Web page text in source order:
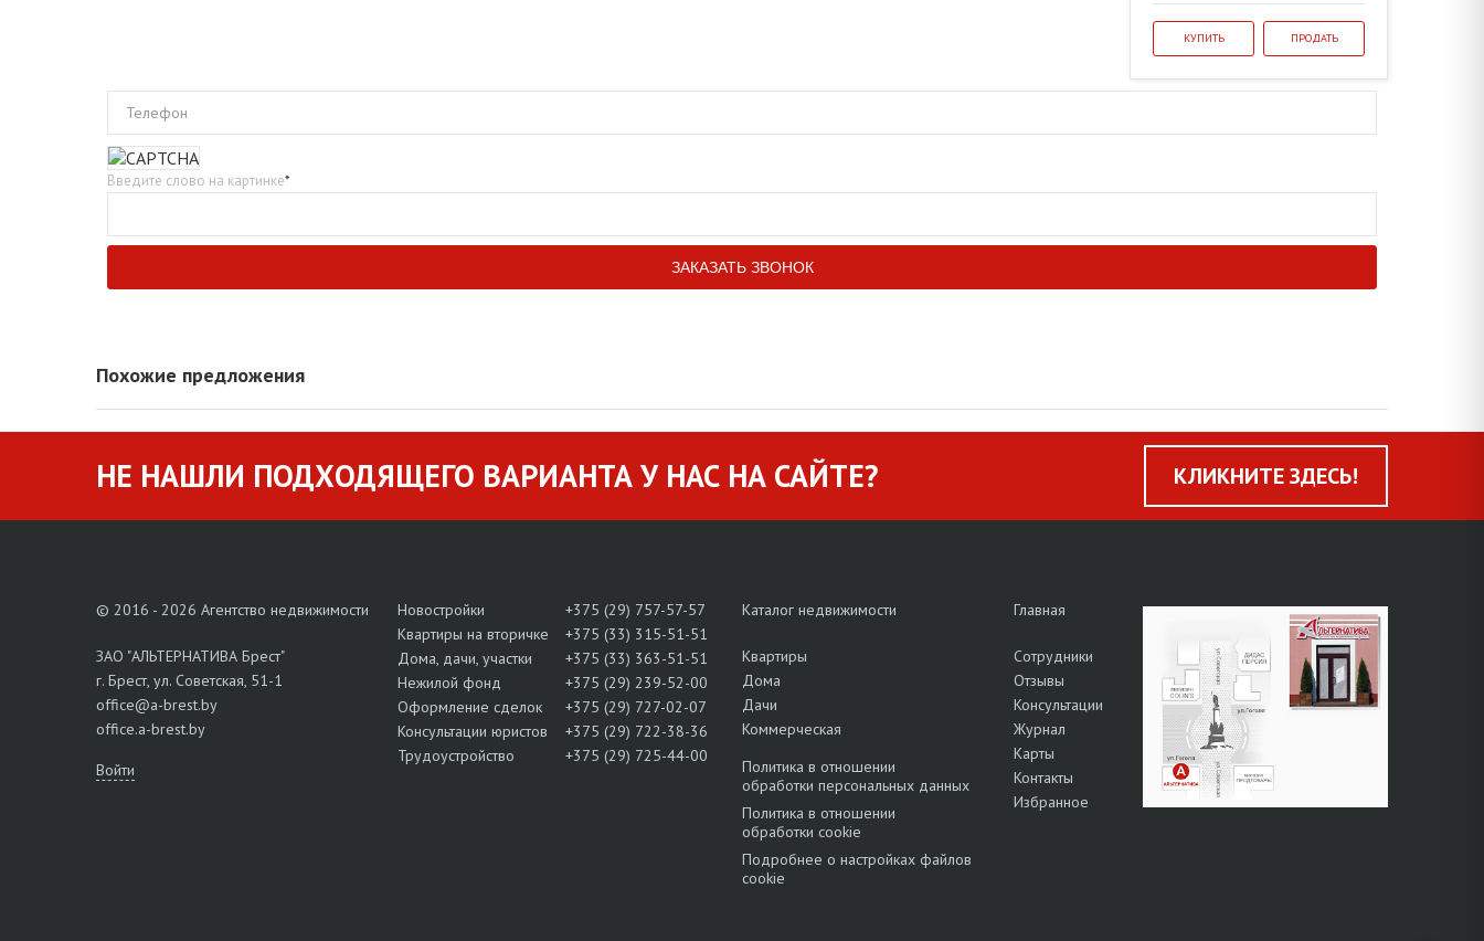
КУПИТЬ ПРОДАТЬ
Телефон
Введите слово на картинке*
Похожие предложения
НЕ НАШЛИ ПОДХОДЯЩЕГО ВАРИАНТА У НАС НА САЙТЕ? КЛИКНИТЕ ЗДЕСЬ!
© 2016 - 2026 Агентство недвижимости
ЗАО "АЛЬТЕРНАТИВА Брест"
г. Брест, ул. Советская, 51-1
office@a-brest.by
office.a-brest.by
Войти
Новостройки
+375 (29) 757-57-57
Квартиры на вторичке
+375 (33) 315-51-51
Дома, дачи, участки
+375 (33) 363-51-51
Нежилой фонд
+375 (29) 239-52-00
Оформление сделок
+375 (29) 727-02-07
Консультации юристов
+375 (29) 722-38-36
Трудоустройство
+375 (29) 725-44-00
Каталог недвижимости
Квартиры
Дома
Дачи
Коммерческая
Политика в отношении
обработки персональных данных
Политика в отношении
обработки cookie
Подробнее о настройках файлов
cookie
Главная
Сотрудники
Отзывы
Консультации
Журнал
Карты
Контакты
Избранное